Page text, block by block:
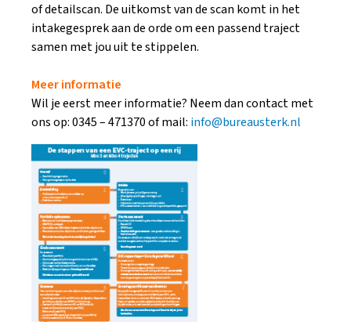
of detailscan. De uitkomst van de scan komt in het
intakegesprek aan de orde om een passend traject
samen met jou uit te stippelen.
Meer informatie
Wil je eerst meer informatie? Neem dan contact met
ons op: 0345 – 471370 of mail: info@bureausterk.nl